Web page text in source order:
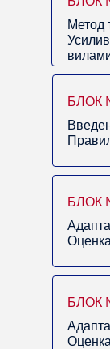
Метод
БЛОК
БЛОК
БЛОК